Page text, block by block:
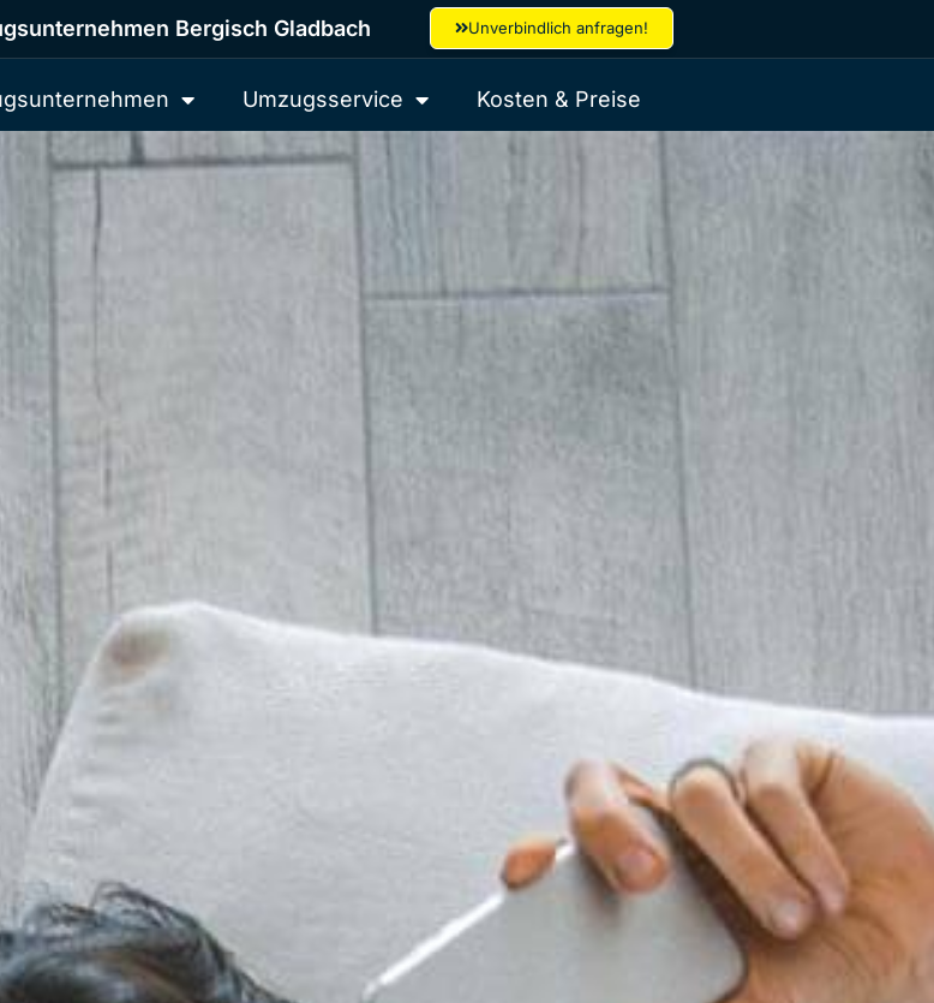
Bergisch Gladbach Unverbindlich anfragen!
Umzugsservice Kosten & Preise